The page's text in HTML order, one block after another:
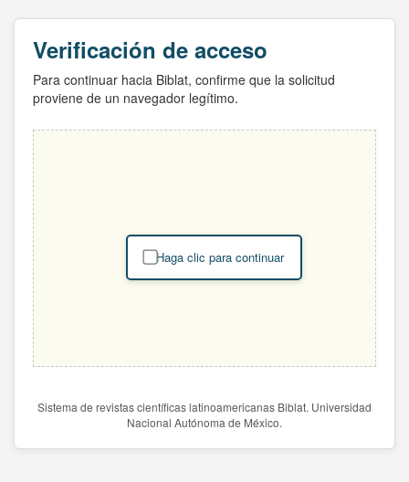
Verificación de acceso
Para continuar hacia Biblat, confirme que la solicitud
proviene de un navegador legítimo.
Haga clic para continuar
Sistema de revistas científicas latinoamericanas Biblat. Universidad
Nacional Autónoma de México.